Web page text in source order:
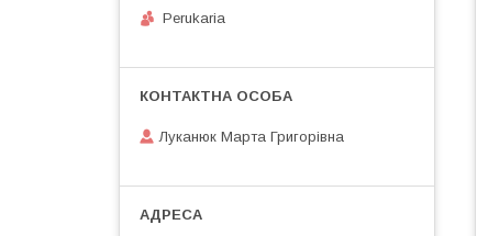
Perukaria
Луканюк Марта Григорівна